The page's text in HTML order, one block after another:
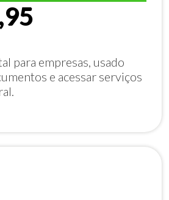
para empresas, usado
e acessar serviços